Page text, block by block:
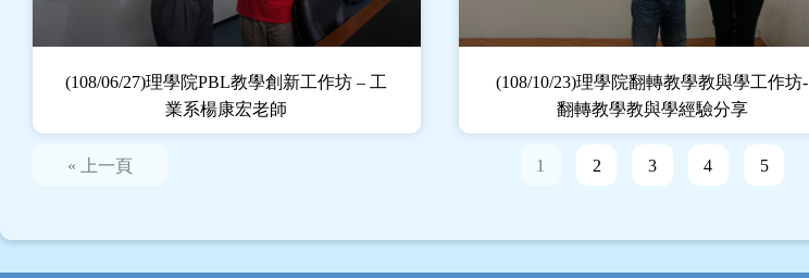
(108/06/27)理學院PBL教學創新工作坊 – 工
業系楊康宏老師
(108/10/23)理學院翻轉教學教與學工作坊-
翻轉教學教與學經驗分享
« 上一頁 1 2 3 4 5